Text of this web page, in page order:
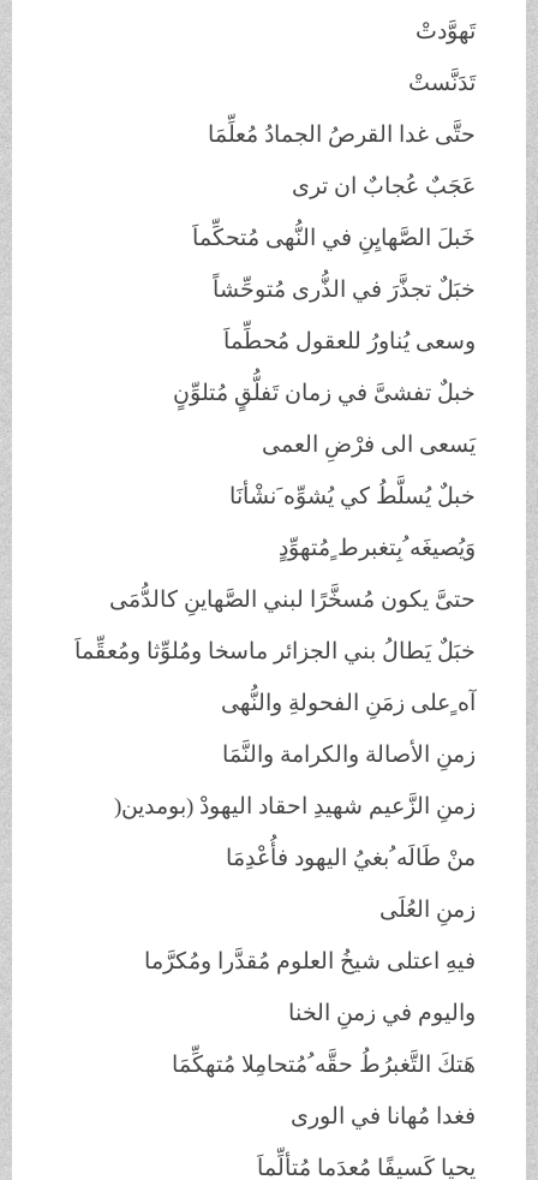
تَهوَّدتْ
تَدَنَّستْ
حتَّى غدا القرصُ الجمادُ مُعلِّمَا
عَجَبٌ عُجابٌ ان ترى
خَبلَ الصَّهايِنِ في النُّهى مُتحكِّماَ
خبَلٌ تجذَّرَ في الذُّرى مُتوحِّشاً
وسعى يُناورُ للعقول مُحطِّماَ
خبلٌ تفشىَّ في زمان تَفلُّقٍ مُتلوِّنٍ
يَسعى الى فرْضِ العمى
خبلٌ يُسلَّطُ كي يُشوِّه َنشْأنَا
وَيُصيغَه ُبِتغبرط ٍمُتهوِّدٍ
حتىَّ يكون مُسخَّرًا لبني الصَّهاينِ كالدُّمَى
خبَلٌ يَطالُ بني الجزائر ماسخا ومُلوِّثا ومُعقِّماَ
آه ٍعلى زمَنِ الفحولةِ والنُّهى
زمنِ الأصالة والكرامة والنَّمَا
زمنِ الزَّعيم شهيدِ احقاد اليهودْ (بومدين)
منْ طَالَه ُبغيُ اليهود فأُعْدِمَا
زمنِ العُلَى
فيهِ اعتلى شيخُ العلوم مُقدَّرا ومُكرَّما
واليوم في زمنِ الخنا
هَتكَ التَّغبرُطُ حقَّه ُمُتحامِلا مُتهكِّمَا
فغدا مُهانا في الورى
يحيا كَسيفًا مُعدَما مُتألِّماَ